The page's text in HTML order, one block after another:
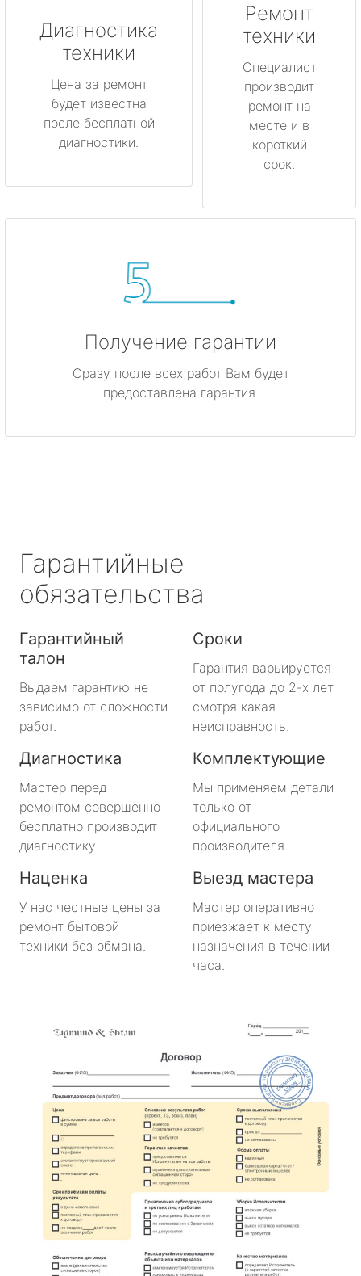
Диагностика
техники
Цена за ремонт
будет известна
после бесплатной
диагностики.
Ремонт
техники
Специалист
производит
ремонт на
месте и в
короткий
срок.
Получение гарантии
Сразу после всех работ Вам будет
предоставлена гарантия.
Гарантийные
обязательства
Гарантийный
талон
Выдаем гарантию не
зависимо от сложности
работ.
Сроки
Гарантия варьируется
от полугода до 2-х лет
смотря какая
неисправность.
Диагностика
Мастер перед
ремонтом совершенно
бесплатно производит
диагностику.
Комплектующие
Мы применяем детали
только от
официального
производителя.
Наценка
У нас честные цены за
ремонт бытовой
техники без обмана.
Выезд мастера
Мастер оперативно
приезжает к месту
назначения в течении
часа.